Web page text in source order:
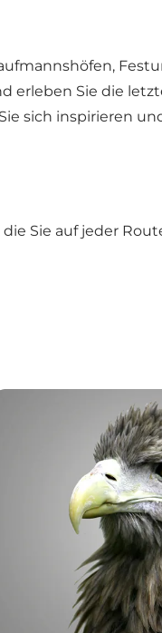
erleben Sie die
sich inspirieren
Sie auf jeder
Rote Kleepfad